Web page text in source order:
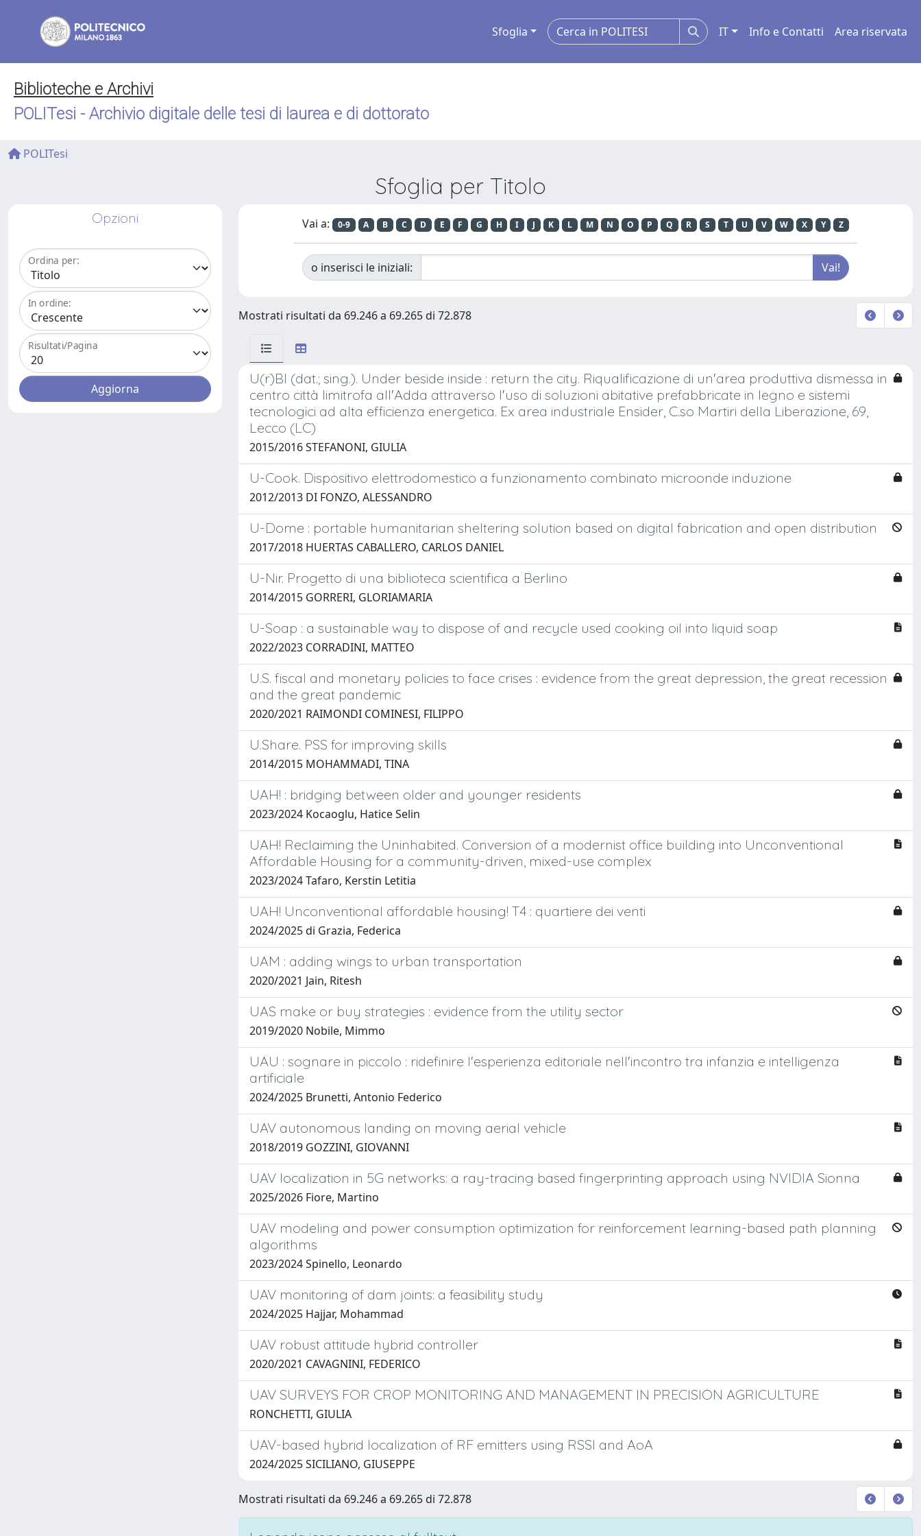
Sfoglia IT Info e Contatti Area riservata
Biblioteche e Archivi
POLITesi - Archivio digitale delle tesi di laurea e di dottorato
POLITesi
Sfoglia per Titolo
Opzioni
Ordina per:
In ordine:
Risultati/Pagina
Vai a: 0-9 A B C D E F G H I J K L M N O P Q R S T U V W X Y Z
o inserisci le iniziali:
Mostrati risultati da 69.246 a 69.265 di 72.878
U(r)BI (dat.; sing.). Under beside inside : return the city. Riqualificazione di un'area produttiva dismessa in
centro città limitrofa all'Adda attraverso l'uso di soluzioni abitative prefabbricate in legno e sistemi
tecnologici ad alta efficienza energetica. Ex area industriale Ensider, C.so Martiri della Liberazione, 69,
Lecco (LC)
2015/2016 STEFANONI, GIULIA
U-Cook. Dispositivo elettrodomestico a funzionamento combinato microonde induzione
2012/2013 DI FONZO, ALESSANDRO
U-Dome : portable humanitarian sheltering solution based on digital fabrication and open distribution
2017/2018 HUERTAS CABALLERO, CARLOS DANIEL
U-Nir. Progetto di una biblioteca scientifica a Berlino
2014/2015 GORRERI, GLORIAMARIA
U-Soap : a sustainable way to dispose of and recycle used cooking oil into liquid soap
2022/2023 CORRADINI, MATTEO
U.S. fiscal and monetary policies to face crises : evidence from the great depression, the great recession
and the great pandemic
2020/2021 RAIMONDI COMINESI, FILIPPO
U.Share. PSS for improving skills
2014/2015 MOHAMMADI, TINA
UAH! : bridging between older and younger residents
2023/2024 Kocaoglu, Hatice Selin
UAH! Reclaiming the Uninhabited. Conversion of a modernist office building into Unconventional
Affordable Housing for a community-driven, mixed-use complex
2023/2024 Tafaro, Kerstin Letitia
UAH! Unconventional affordable housing! T4 : quartiere dei venti
2024/2025 di Grazia, Federica
UAM : adding wings to urban transportation
2020/2021 Jain, Ritesh
UAS make or buy strategies : evidence from the utility sector
2019/2020 Nobile, Mimmo
UAU : sognare in piccolo : ridefinire l'esperienza editoriale nell'incontro tra infanzia e intelligenza
artificiale
2024/2025 Brunetti, Antonio Federico
UAV autonomous landing on moving aerial vehicle
2018/2019 GOZZINI, GIOVANNI
UAV localization in 5G networks: a ray-tracing based fingerprinting approach using NVIDIA Sionna
2025/2026 Fiore, Martino
UAV modeling and power consumption optimization for reinforcement learning-based path planning
algorithms
2023/2024 Spinello, Leonardo
UAV monitoring of dam joints: a feasibility study
2024/2025 Hajjar, Mohammad
UAV robust attitude hybrid controller
2020/2021 CAVAGNINI, FEDERICO
UAV SURVEYS FOR CROP MONITORING AND MANAGEMENT IN PRECISION AGRICULTURE
RONCHETTI, GIULIA
UAV-based hybrid localization of RF emitters using RSSI and AoA
2024/2025 SICILIANO, GIUSEPPE
Mostrati risultati da 69.246 a 69.265 di 72.878